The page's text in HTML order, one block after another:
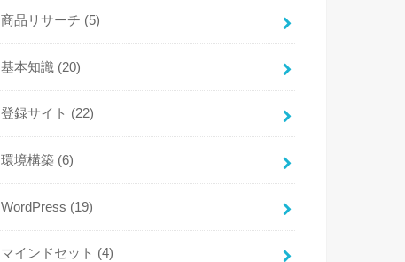
商品リサーチ (5)
基本知識 (20)
登録サイト (22)
環境構築 (6)
WordPress (19)
マインドセット (4)